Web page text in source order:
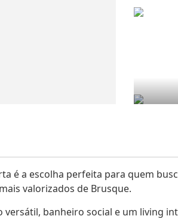
é a escolha perfeita para quem
valorizados de Brusque.
banheiro social e um living